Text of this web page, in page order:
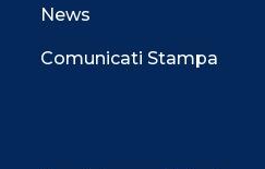
News
Comunicati Stampa